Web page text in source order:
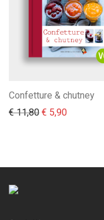
Confetture & chutney
€11,80 Il prezzo
€ 5,90Il prezzo